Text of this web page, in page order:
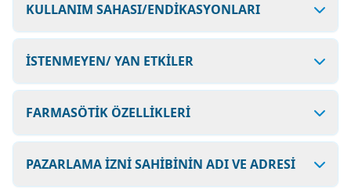
KULLANIM SAHASI/ENDİKASYONLARI
İSTENMEYEN/ YAN ETKİLER
FARMASÖTİK ÖZELLİKLERİ
PAZARLAMA İZNİ SAHİBİNİN ADI VE ADRESİ